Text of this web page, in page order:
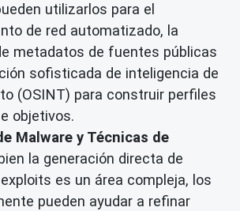
utilizarlos para el
de red automatizado, la
metadatos de fuentes públicas
sofisticada de inteligencia de
(OSINT) para construir perfiles
objetivos.
Malware y Técnicas de
la generación directa de
es un área compleja, los
pueden ayudar a refinar